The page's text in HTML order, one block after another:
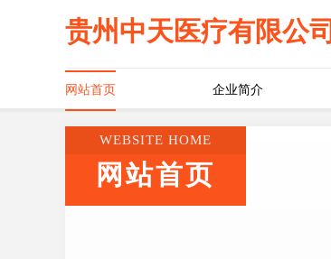
贵州中天医疗有限公司
网站首页 企业简介
WEBSITE HOME
网站首页